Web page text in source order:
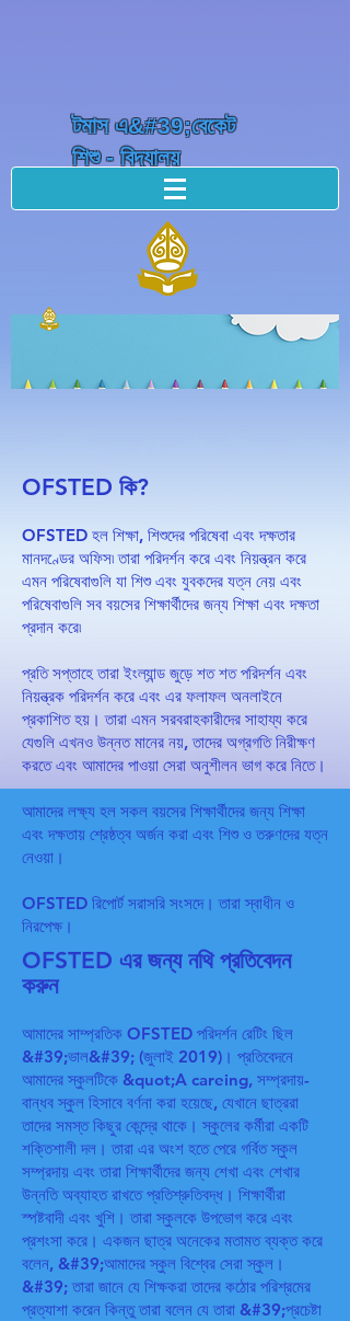
টমাস এ&#39;বেকেট
শিশু - বিদ্যালয়
OFSTED কি?
OFSTED হল শিক্ষা, শিশুদের পরিষেবা এবং দক্ষতার
মানদণ্ডের অফিস৷ তারা পরিদর্শন করে এবং নিয়ন্ত্রন করে
এমন পরিষেবাগুলি যা শিশু এবং যুবকদের যত্ন নেয় এবং
পরিষেবাগুলি সব বয়সের শিক্ষার্থীদের জন্য শিক্ষা এবং দক্ষতা
প্রদান করে৷
প্রতি সপ্তাহে তারা ইংল্যান্ড জুড়ে শত শত পরিদর্শন এবং
নিয়ন্ত্রক পরিদর্শন করে এবং এর ফলাফল অনলাইনে
প্রকাশিত হয়। তারা এমন সরবরাহকারীদের সাহায্য করে
যেগুলি এখনও উন্নত মানের নয়, তাদের অগ্রগতি নিরীক্ষণ
করতে এবং আমাদের পাওয়া সেরা অনুশীলন ভাগ করে নিতে।
আমাদের লক্ষ্য হল সকল বয়সের শিক্ষার্থীদের জন্য শিক্ষা
এবং দক্ষতায় শ্রেষ্ঠত্ব অর্জন করা এবং শিশু ও তরুণদের যত্ন
নেওয়া।
OFSTED রিপোর্ট সরাসরি সংসদে। তারা স্বাধীন ও
নিরপেক্ষ।
OFSTED এর জন্য নথি প্রতিবেদন
করুন
আমাদের সাম্প্রতিক OFSTED পরিদর্শন রেটিং ছিল
&#39;ভাল&#39; (জুলাই 2019)। প্রতিবেদনে
আমাদের স্কুলটিকে &quot;A careing, সম্প্রদায়-
বান্ধব স্কুল হিসাবে বর্ণনা করা হয়েছে, যেখানে ছাত্ররা
তাদের সমস্ত কিছুর কেন্দ্রে থাকে। স্কুলের কর্মীরা একটি
শক্তিশালী দল। তারা এর অংশ হতে পেরে গর্বিত স্কুল
সম্প্রদায় এবং তারা শিক্ষার্থীদের জন্য শেখা এবং শেখার
উন্নতি অব্যাহত রাখতে প্রতিশ্রুতিবদ্ধ। শিক্ষার্থীরা
স্পষ্টবাদী এবং খুশি। তারা স্কুলকে উপভোগ করে এবং
প্রশংসা করে। একজন ছাত্র অনেকের মতামত ব্যক্ত করে
বলেন, &#39;আমাদের স্কুল বিশ্বের সেরা স্কুল।
&#39; তারা জানে যে শিক্ষকরা তাদের কঠোর পরিশ্রমের
প্রত্যাশা করেন কিন্তু তারা বলেন যে তারা &#39;প্রচেষ্টা